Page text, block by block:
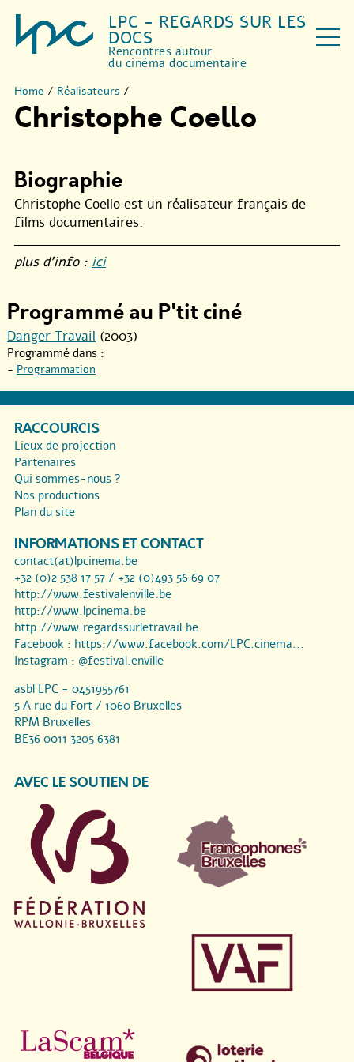
LPC - REGARDS SUR LES
DOCS
Rencontres autour
du cinéma documentaire
Home / Réalisateurs /
Christophe Coello
Biographie
Christophe Coello est un réalisateur français de
films documentaires.
plus d’info : ici
Programmé au P'tit ciné
Danger Travail (2003)
Programmé dans :
- Programmation
RACCOURCIS
Lieux de projection
Partenaires
Qui sommes-nous ?
Nos productions
Plan du site
INFORMATIONS ET CONTACT
contact(at)lpcinema.be
+32 (0)2 538 17 57 / +32 (0)493 56 69 07
http://www.festivalenville.be
http://www.lpcinema.be
http://www.regardssurletravail.be
Facebook : https://www.facebook.com/LPC.cinema...
Instagram : @festival.enville
asbl LPC - 0451955761
5 A rue du Fort / 1060 Bruxelles
RPM Bruxelles
BE36 0011 3205 6381
AVEC LE SOUTIEN DE